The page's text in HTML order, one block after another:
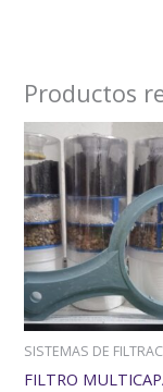
Productos
SISTEMAS DE
FILTRO
El
precio
original
era:
$89,000.
es: